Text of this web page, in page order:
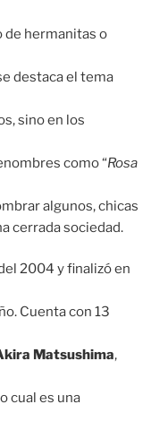
de hermanitas o
destaca el tema
sino en los
como “Rosa
algunos, chicas
cerrada sociedad.
2004 y finalizó en
Cuenta con 13
Matsushima,
cual es una